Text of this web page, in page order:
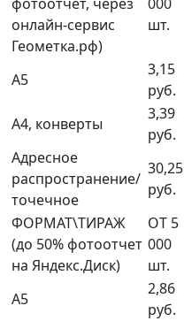
онлайн-сервис
Геометка.рф)
шт.
А5
3,15
руб.
А4, конверты
3,39
руб.
Адресное
распространение/
точечное
30,25
руб.
ФОРМАТ\ТИРАЖ
(до 50% фотоотчет
на Яндекс.Диск)
ОТ 5
000
шт.
А5
2,86
руб.